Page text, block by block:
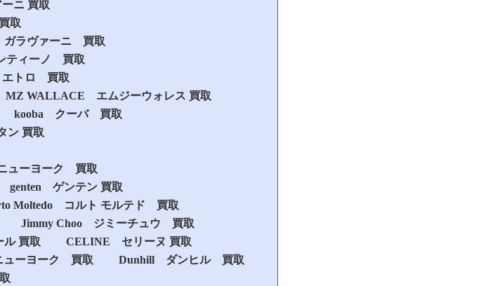
ニ 買取
取
ガラヴァーニ 買取
ティーノ 買取
トロ 買取
MZ WALLACE エムジーウォレス 買取
kooba クーバ 買取
ン 買取
ューヨーク 買取
genten ゲンテン 買取
Moltedo コルト モルテド 買取
Jimmy Choo ジミーチュウ 買取
買取
CELINE セリーヌ 買取
ューヨーク 買取
Dunhill ダンヒル 買取